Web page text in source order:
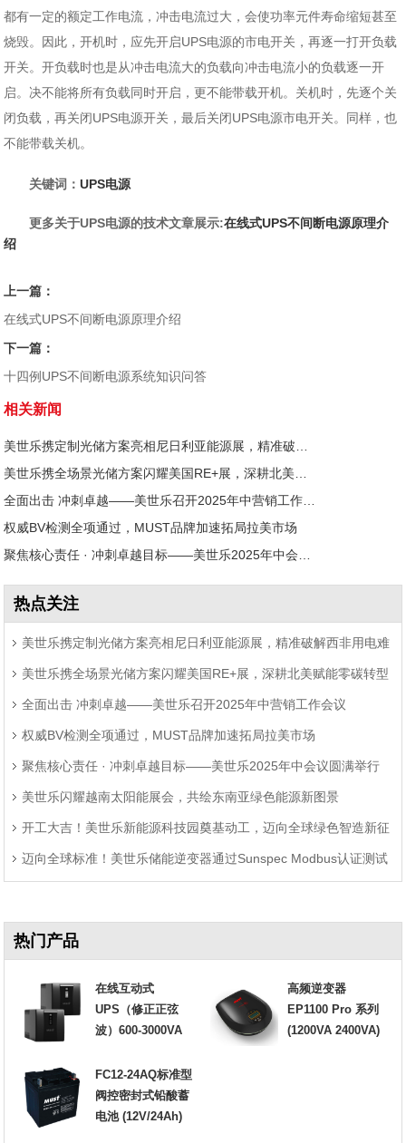
都有一定的额定工作电流，冲击电流过大，会使功率元件寿命缩短甚至
烧毁。因此，开机时，应先开启UPS电源的市电开关，再逐一打开负载
开关。开负载时也是从冲击电流大的负载向冲击电流小的负载逐一开
启。决不能将所有负载同时开启，更不能带载开机。关机时，先逐个关
闭负载，再关闭UPS电源开关，最后关闭UPS电源市电开关。同样，也
不能带载关机。
关键词：UPS电源
更多关于UPS电源的技术文章展示:在线式UPS不间断电源原理介
绍
上一篇：
在线式UPS不间断电源原理介绍
下一篇：
十四例UPS不间断电源系统知识问答
相关新闻
美世乐携定制光储方案亮相尼日利亚能源展，精准破解西非用电难题
美世乐携全场景光储方案闪耀美国RE+展，深耕北美赋能零碳转型
全面出击 冲刺卓越——美世乐召开2025年中营销工作会议
权威BV检测全项通过，MUST品牌加速拓局拉美市场
聚焦核心责任 · 冲刺卓越目标——美世乐2025年中会议圆满举行
热点关注
美世乐携定制光储方案亮相尼日利亚能源展，精准破解西非用电难
题 美世乐携全场景光储方案闪耀美国RE+展，深耕北美赋能零碳转型
全面出击 冲刺卓越——美世乐召开2025年中营销工作会议
权威BV检测全项通过，MUST品牌加速拓局拉美市场
聚焦核心责任 · 冲刺卓越目标——美世乐2025年中会议圆满举行
美世乐闪耀越南太阳能展会，共绘东南亚绿色能源新图景
开工大吉！美世乐新能源科技园奠基动工，迈向全球绿色智造新征
程 迈向全球标准！美世乐储能逆变器通过Sunspec Modbus认证测试
热门产品
在线互动式
UPS（修正正弦
波）600-3000VA
高频逆变器
EP1100 Pro 系列
(1200VA 2400VA)
FC12-24AQ标准型
阀控密封式铅酸蓄
电池 (12V/24Ah)